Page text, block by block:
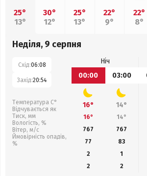
25°
13°
30°
12°
25°
13°
22°
9°
22°
8°
Неділя, 9 серпня
Схід:06:08
Захід:20:54
Температура С°
Відчувається як
Тиск, мм
Вологість, %
Вітер, м/с
Ймовірність опадів,
%
Ніч
00:00
03:00
16° 14°
16° 14°
767
767
77
83
2
1
2
2